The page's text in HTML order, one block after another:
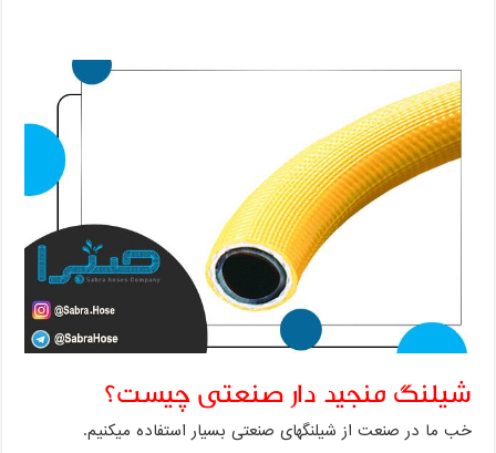
شیلنگ منجید دار صنعتی چیست؟
خب ما در صنعت از شیلنگهای صنعتی بسیار استفاده میکنیم.